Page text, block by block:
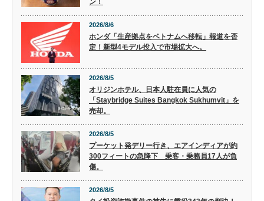
2026/8/6
ホンダ「生産拠点をベトナムへ移転」報道を否
定！新型4モデル投入で市場拡大へ。
2026/8/5
オリジンホテル、日本人駐在員に人気の
「Staybridge Suites Bangkok Sukhumvit」を
売却。
2026/8/5
プーケット発デリー行き、エアインディアが約
300フィートの急降下 乗客・乗務員17人が負
傷。
2026/8/5